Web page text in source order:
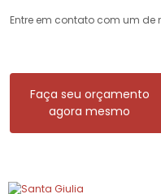
Entre em contato com um de
Faça seu orçamento
agora mesmo